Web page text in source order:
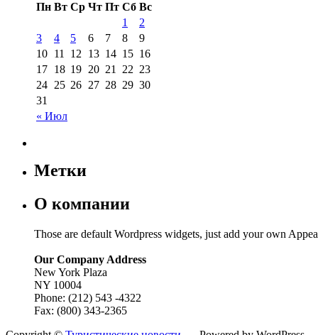
Пн Вт Ср Чт Пт Сб Вс
« Июл
1
2
3
4 5 6 7 8
9
10 11 12 13 14 15 16
17 18 19 20 21 22 23
24 25 26 27 28 29 30
31
Метки
О компании
Those are default Wordpress widgets, just add your own
Our Company Address
New York Plaza
NY 10004
Phone: (212) 543 -4322
Fax: (800) 343-2365